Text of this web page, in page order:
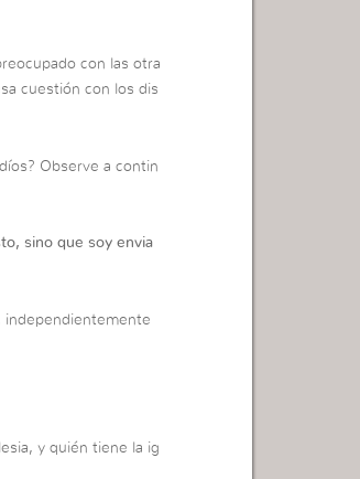
con las otra
cuestión con los dis
Observe a contin
sino que soy envia
independientemente
y quién tiene la ig